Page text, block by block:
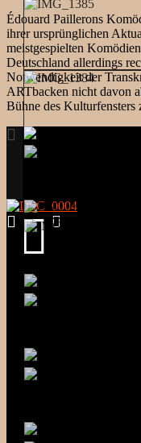
Édouard Paillerons
ihrer ursprünglichen
meistgespielten
Deutschland allerdings
Notwendigkeit der
ARTbacken nicht davon
Bühne des Kulturfensters